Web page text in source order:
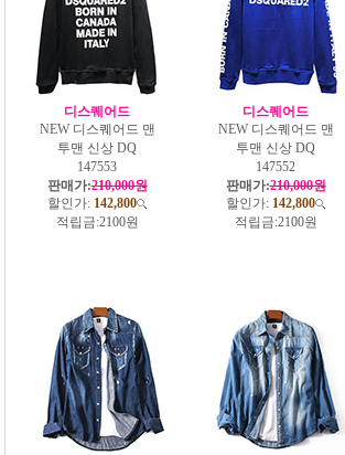
디스퀘어드
NEW 디스퀘어드 맨
투맨 신상 DQ
147553
판매가:210,000원
할인가: 142,800
적립금:2100원
디스퀘어드
NEW 디스퀘어드 맨
투맨 신상 DQ
147552
판매가:210,000원
할인가: 142,800
적립금:2100원